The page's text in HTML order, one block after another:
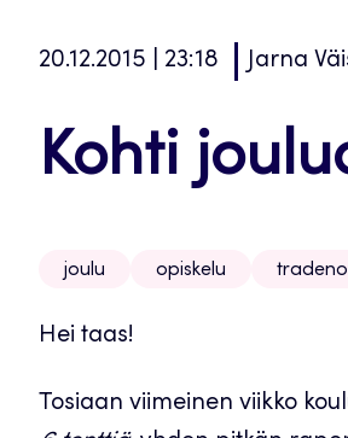
20.12.2015 | 23:18 Jarna
Kohti
joulu opiskelu
Hei taas!
Tosiaan viimeinen viikko